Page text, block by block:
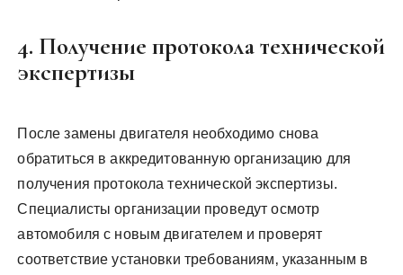
4. Получение протокола технической
экспертизы
После замены двигателя необходимо снова
обратиться в аккредитованную организацию для
получения протокола технической экспертизы.
Специалисты организации проведут осмотр
автомобиля с новым двигателем и проверят
соответствие установки требованиям‚ указанным в